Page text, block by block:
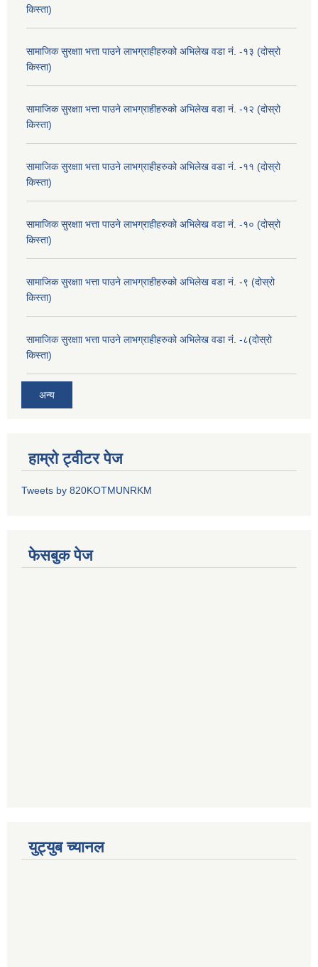
किस्ता)
सामाजिक सुरक्षाा भत्ता पाउने लाभग्राहीहरुको अभिलेख वडा नं. -१३ (दोस्रो
किस्ता)
सामाजिक सुरक्षाा भत्ता पाउने लाभग्राहीहरुको अभिलेख वडा नं. -१२ (दोस्रो
किस्ता)
सामाजिक सुरक्षाा भत्ता पाउने लाभग्राहीहरुको अभिलेख वडा नं. -११ (दोस्रो
किस्ता)
सामाजिक सुरक्षाा भत्ता पाउने लाभग्राहीहरुको अभिलेख वडा नं. -१० (दोस्रो
किस्ता)
सामाजिक सुरक्षाा भत्ता पाउने लाभग्राहीहरुको अभिलेख वडा नं. -९ (दोस्रो
किस्ता)
सामाजिक सुरक्षाा भत्ता पाउने लाभग्राहीहरुको अभिलेख वडा नं. -८(दोस्रो
किस्ता)
अन्य
हाम्रो ट्वीटर पेज
Tweets by 820KOTMUNRKM
फेसबुक पेज
युट्युब च्यानल